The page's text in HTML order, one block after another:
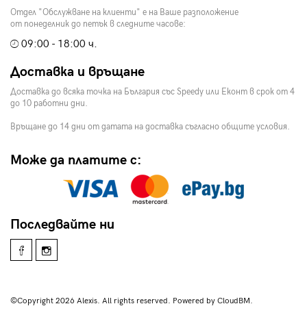
Отдел "Обслужване на клиенти" е на Ваше разположение
от понеделник до петък в следните часове:
09:00 - 18:00 ч.
Доставка и връщане
Доставка до всяка точка на България със Speedy или Еконт в срок от 4
до 10 работни дни.
Връщане до 14 дни от датата на доставка съгласно общите условия.
Може да платите с:
Последвайте ни
©Copyright 2026 Alexis. All rights reserved. Powered by CloudBM.